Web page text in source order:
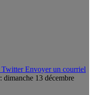
Twitter Envoyer un courriel
dimanche 13 décembre